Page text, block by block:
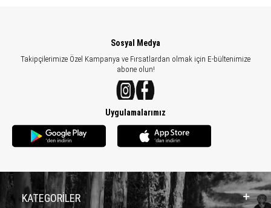
Sosyal Medya
Takipçilerimize Özel Kampanya ve Fırsatlardan olmak için E-bültenimize
abone olun!
Uygulamalarımız
KATEGORİLER